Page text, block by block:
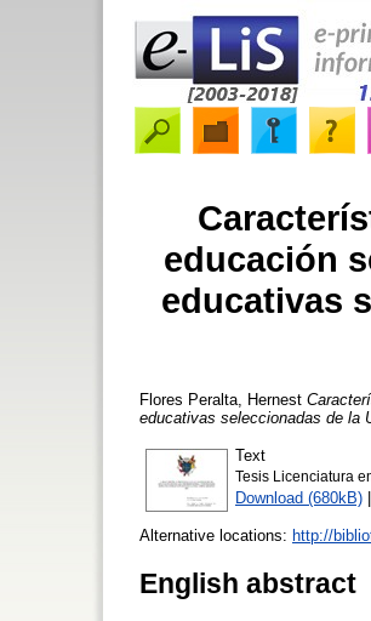
educación
educativas
Flores Peralta, Hernest
educativas seleccionadas de la
Text
Tesis Licenciatura
Download (680kB) |
Alternative locations: http://
English abstract